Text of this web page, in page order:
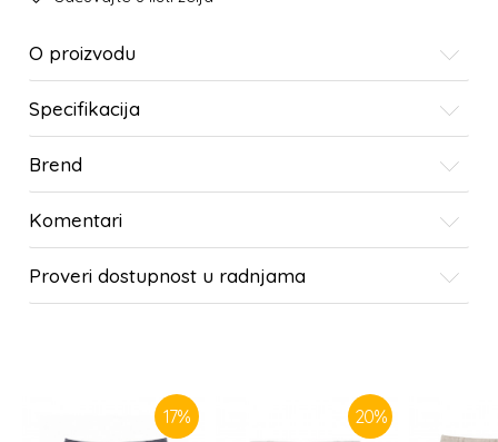
O proizvodu
Specifikacija
Brend
Komentari
Proveri dostupnost u radnjama
17% 20%